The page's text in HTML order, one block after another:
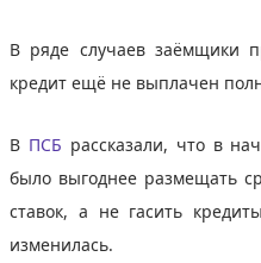
В ряде случаев заёмщики
кредит ещё не выплачен
В ПСБ рассказали, что в
было выгоднее размещать
ставок, а не гасить
изменилась.